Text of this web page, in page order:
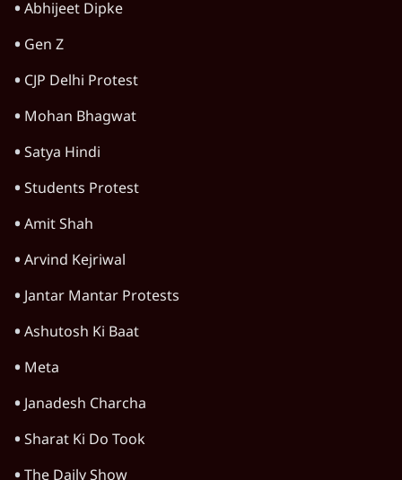
Abhijeet Dipke
Gen Z
CJP Delhi Protest
Mohan Bhagwat
Satya Hindi
Students Protest
Amit Shah
Arvind Kejriwal
Jantar Mantar Protests
Ashutosh Ki Baat
Meta
Janadesh Charcha
Sharat Ki Do Took